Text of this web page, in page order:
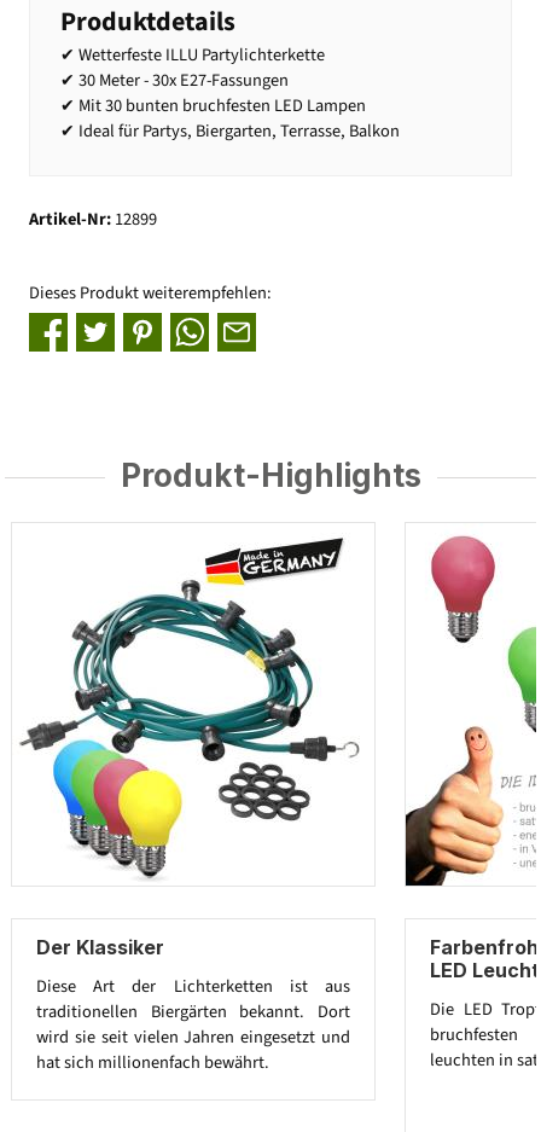
Produktdetails
✔ Wetterfeste ILLU Partylichterkette
✔ 30 Meter - 30x E27-Fassungen
✔ Mit 30 bunten bruchfesten LED Lampen
✔ Ideal für Partys, Biergarten, Terrasse, Balkon
Artikel-Nr:12899
Dieses Produkt weiterempfehlen:
Produkt-Highlights
Der Klassiker
Diese Art der Lichterketten ist aus
traditionellen Biergärten bekannt. Dort
wird sie seit vielen Jahren eingesetzt und
hat sich millionenfach bewährt.
LED
Die LED
bruchfesten
leuchten in